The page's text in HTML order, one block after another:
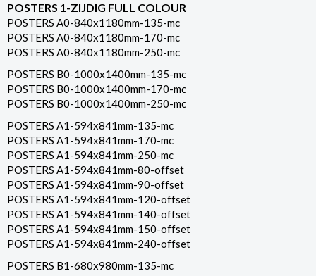
POSTERS 1-ZIJDIG FULL COLOUR
POSTERS A0-840x1180mm-135-mc
POSTERS A0-840x1180mm-170-mc
POSTERS A0-840x1180mm-250-mc
POSTERS B0-1000x1400mm-135-mc
POSTERS B0-1000x1400mm-170-mc
POSTERS B0-1000x1400mm-250-mc
POSTERS A1-594x841mm-135-mc
POSTERS A1-594x841mm-170-mc
POSTERS A1-594x841mm-250-mc
POSTERS A1-594x841mm-80-offset
POSTERS A1-594x841mm-90-offset
POSTERS A1-594x841mm-120-offset
POSTERS A1-594x841mm-140-offset
POSTERS A1-594x841mm-150-offset
POSTERS A1-594x841mm-240-offset
POSTERS B1-680x980mm-135-mc